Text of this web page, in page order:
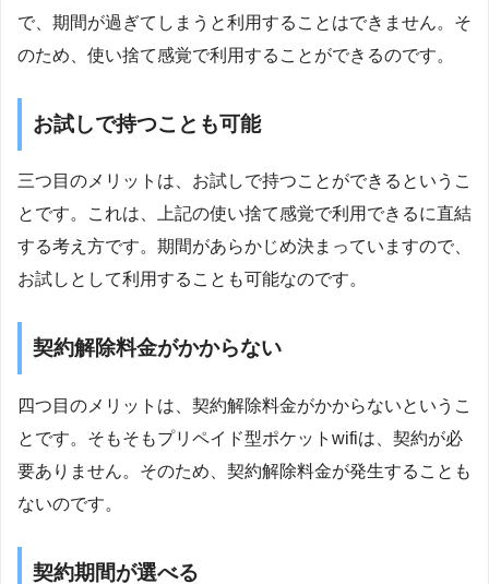
で、期間が過ぎてしまうと利用することはできません。そ
のため、使い捨て感覚で利用することができるのです。
お試しで持つことも可能
三つ目のメリットは、お試しで持つことができるというこ
とです。これは、上記の使い捨て感覚で利用できるに直結
する考え方です。期間があらかじめ決まっていますので、
お試しとして利用することも可能なのです。
契約解除料金がかからない
四つ目のメリットは、契約解除料金がかからないというこ
とです。そもそもプリペイド型ポケットwifiは、契約が必
要ありません。そのため、契約解除料金が発生することも
ないのです。
契約期間が選べる